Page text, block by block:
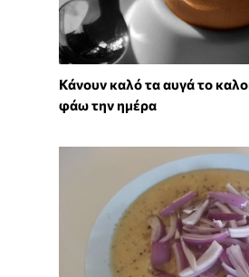
Κάνουν καλό τα αυγά το
φάω την ημέρα